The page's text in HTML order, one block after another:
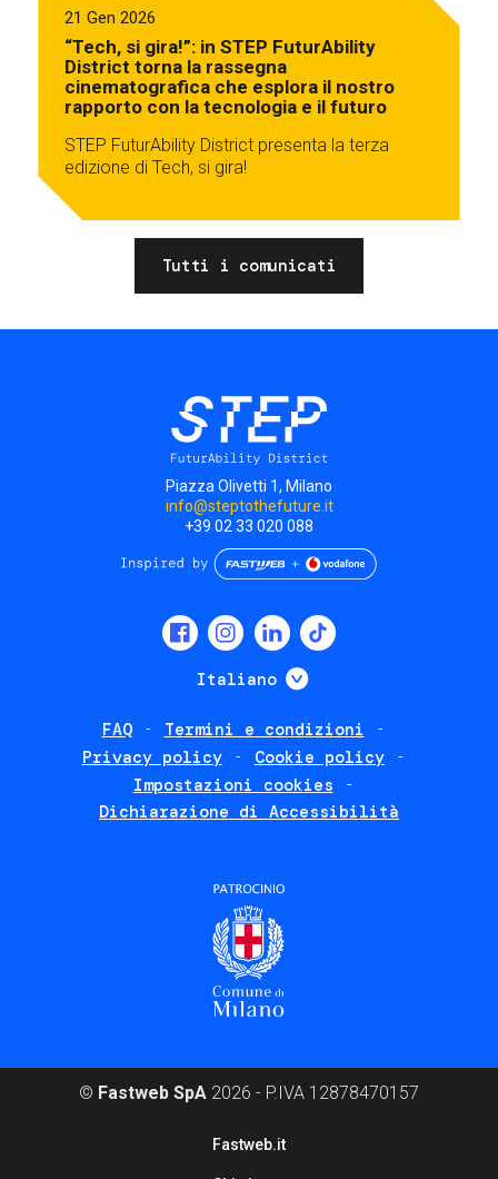
21 Gen 2026
“Tech, si gira!”: in STEP FuturAbility
District torna la rassegna
cinematografica che esplora il nostro
rapporto con la tecnologia e il futuro
STEP FuturAbility District presenta la terza
edizione di Tech, si gira!
Tutti i comunicati
Piazza Olivetti 1, Milano
info@steptothefuture.it
+39 02 33 020 088
Italiano Mostra ulteriori
FAQ
Termini e condizioni
Privacy policy
Cookie policy
Impostazioni cookies
Dichiarazione di Accessibilità
© Fastweb SpA 2026 - P.IVA 12878470157
Fastweb.it